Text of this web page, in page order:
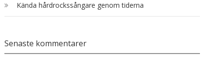
Kända hårdrockssångare genom tiderna
Senaste kommentarer